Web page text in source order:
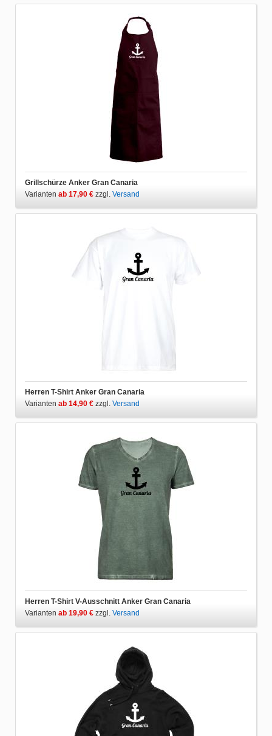
Grillschürze Anker Gran Canaria
Varianten ab 17,90 € zzgl. Versand
Herren T-Shirt Anker Gran Canaria
Varianten ab 14,90 € zzgl. Versand
Herren T-Shirt V-Ausschnitt Anker Gran Canaria
Varianten ab 19,90 € zzgl. Versand